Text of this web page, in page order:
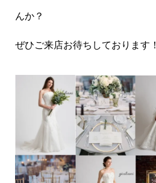
んか？
ぜひご来店お待ちしております！